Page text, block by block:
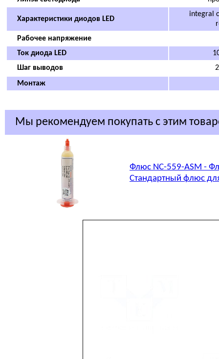
Характеристики диодов LED
integral
Рабочее напряжение
Ток диода LED
Шаг выводов
Монтаж
Мы рекомендуем покупать с этим
Флюс NC-559-ASM -
Стандартный флюс